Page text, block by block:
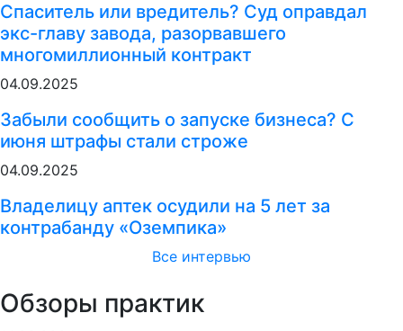
Спаситель или вредитель? Суд оправдал
экс-главу завода, разорвавшего
многомиллионный контракт
04.09.2025
Забыли сообщить о запуске бизнеса? С
июня штрафы стали строже
04.09.2025
Владелицу аптек осудили на 5 лет за
контрабанду «Оземпика»
Все интервью
Обзоры практик